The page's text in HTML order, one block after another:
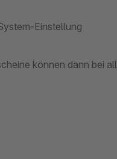
Einstellung
können dann bei